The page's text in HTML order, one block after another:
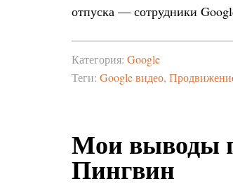
отпуска — сотрудники
Категория: Google
Теги: Google видео,
Мои выводы
Пингвин